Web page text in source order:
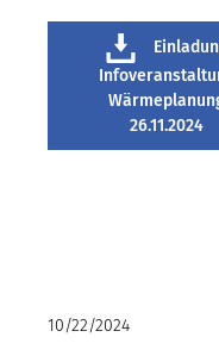
26.11.2024
10/22/2024